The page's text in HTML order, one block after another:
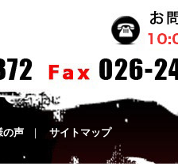
の声 サイトマップ